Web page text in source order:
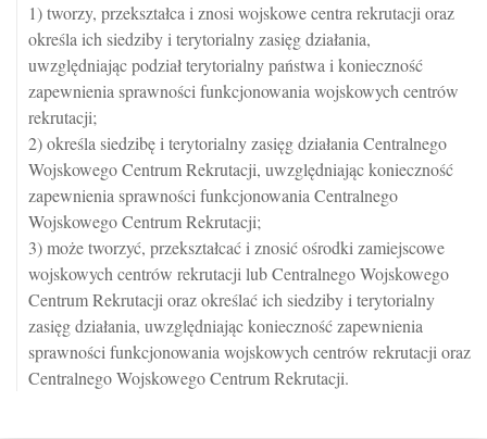
1) tworzy, przekształca i znosi wojskowe centra rekrutacji oraz
określa ich siedziby i terytorialny zasięg działania,
uwzględniając podział terytorialny państwa i konieczność
zapewnienia sprawności funkcjonowania wojskowych centrów
rekrutacji;
2) określa siedzibę i terytorialny zasięg działania Centralnego
Wojskowego Centrum Rekrutacji, uwzględniając konieczność
zapewnienia sprawności funkcjonowania Centralnego
Wojskowego Centrum Rekrutacji;
3) może tworzyć, przekształcać i znosić ośrodki zamiejscowe
wojskowych centrów rekrutacji lub Centralnego Wojskowego
Centrum Rekrutacji oraz określać ich siedziby i terytorialny
zasięg działania, uwzględniając konieczność zapewnienia
sprawności funkcjonowania wojskowych centrów rekrutacji oraz
Centralnego Wojskowego Centrum Rekrutacji.